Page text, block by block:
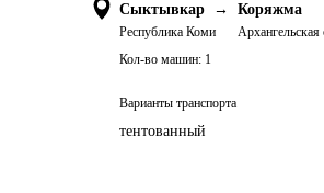
Сыктывкар →
Республика Коми
Коряжма
Архангельская
Кол-во машин: 1
Варианты транспорта
тентованный